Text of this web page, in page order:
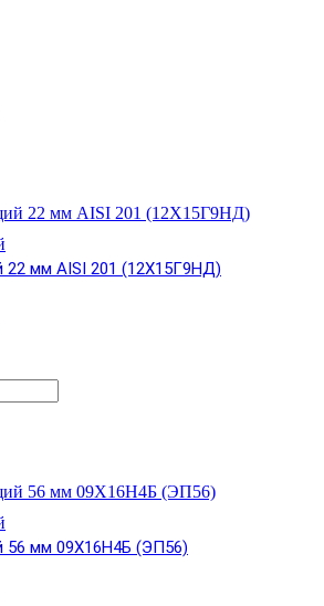
22 мм AISI 201 (12Х15Г9НД)
56 мм 09Х16Н4Б (ЭП56)